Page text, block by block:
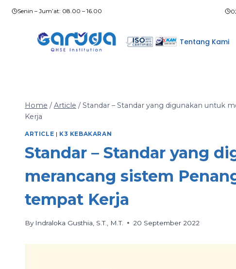
Skip
Senin – Jum’at: 08.00 – 16.00
Tentang Kami
Home / Article / Standar – Standar yang digunakan untuk
Kerja
ARTICLE | K3 KEBAKARAN
Standar – Standar yang
merancang sistem
tempat Kerja
By Indraloka Gusthia, S.T., M.T. 20 September 2022